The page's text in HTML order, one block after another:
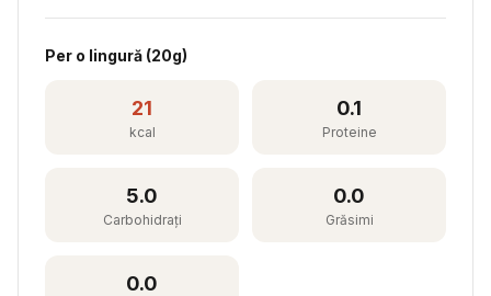
Per o lingură (20g)
21
kcal
0.1
Proteine
5.0
Carbohidrați
0.0
Grăsimi
0.0